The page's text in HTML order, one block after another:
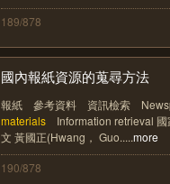
189/878
國內報紙資源的蒐尋方法
報紙 參考資料 資訊檢索
materials Information retrieval
文 黃國正(Hwang， Guo.....more
190/878